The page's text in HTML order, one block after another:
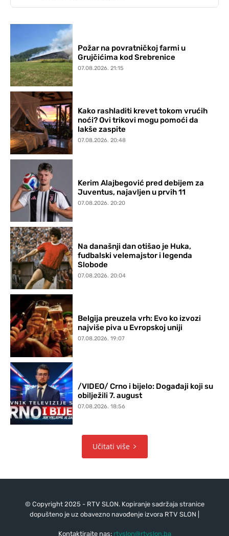
Požar na povratničkoj farmi u
Grujčićima kod Srebrenice
07.08.2026. 21:15
Kako rashladiti krevet tokom vrućih
noći? Ovi trikovi mogu pomoći da
lakše zaspite
07.08.2026. 20:48
Kerim Alajbegović pred debijem za
Juventus, najavljen u prvih 11
07.08.2026. 20:20
Na današnji dan otišao je Huka,
fudbalski velemajstor i legenda
Slobode
07.08.2026. 20:04
Belgija preuzela vrh: Evo ko izvozi
najviše piva u Evropskoj uniji
07.08.2026. 19:07
/VIDEO/ Crno i bijelo: Događaji koji su
obilježili 7. august
07.08.2026. 18:56
Učitati više
© Copyright 2025 - RTV SLON. Kopiranje sadržaja stranice
dopušteno je uz obavezno navođenje izvora RTV SLON |
Kontaktirajte nas: rtvslon@rtvslon.ba